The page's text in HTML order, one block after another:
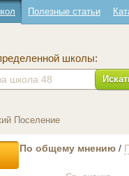
Полезные статьи
школы:
Поселение
По общему мнению /